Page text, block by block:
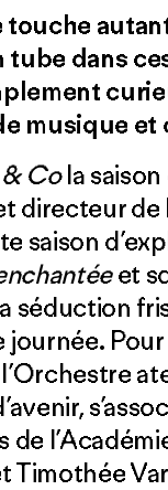
touche
tube dans
musique et
Cola
directeur
saison
et
séduction
Timothée